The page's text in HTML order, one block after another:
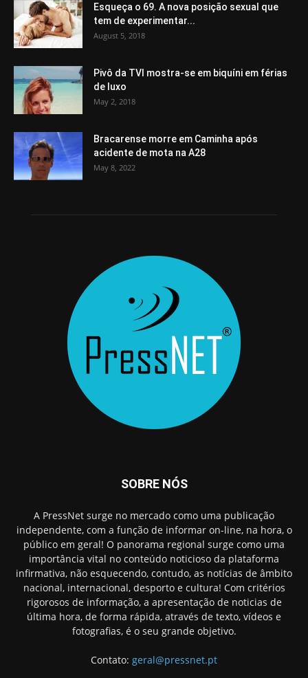
Esqueça o 69. A nova posição sexual que
tem de experimentar...
August 5, 2018
Pivô da TVI mostra-se em biquíni em férias
de luxo
May 2, 2018
Bracarense morre em Caminha após
acidente de mota na A28
May 8, 2022
SOBRE NÓS
A PressNet surge no mercado como uma publicação
independente, com a função de informar on-line, na hora, o
público em geral! O panorama regional surge como uma
importância vital no conteúdo noticioso da plataforma
infirmativa, não esquecendo, contudo, as notícias de âmbito
nacional, internacional, desporto e cultura! Com critérios
rigorosos de informação, a apresentação de noticias de
última hora, de forma rápida, através de texto, vídeos e
fotografias, é o seu grande objetivo.
Contato: geral@pressnet.pt